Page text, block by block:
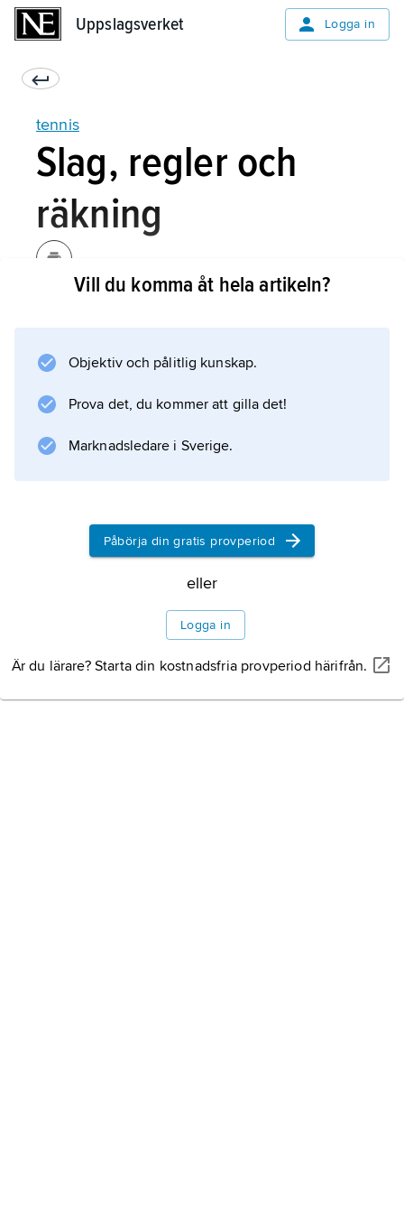
Uppslagsverket Logga in
tennis
Slag, regler och
räkning
över banan, växelvis från höger och vänster,
till motståndarens serveruta. Vid misslyckad
förstaserve ges en ny chans (andraserve),
dubbelfel
Information om artikeln
Vill du komma åt hela artikeln?
Objektiv och pålitlig kunskap.
Prova det, du kommer att gilla det!
Marknadsledare i Sverige.
Påbörja din gratis provperiod
eller
Logga in
Är du lärare? Starta din kostnadsfria provperiod härifrån.